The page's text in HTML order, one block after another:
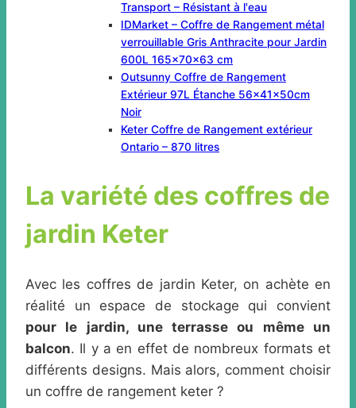
Transport – Résistant à l'eau
IDMarket – Coffre de Rangement métal
verrouillable Gris Anthracite pour Jardin
600L 165x70x63 cm
Outsunny Coffre de Rangement
Extérieur 97L Étanche 56x41x50cm
Noir
Keter Coffre de Rangement extérieur
Ontario – 870 litres
La variété des coffres de
jardin Keter
Avec les coffres de jardin Keter, on achète en
réalité un espace de stockage qui convient
pour le jardin, une terrasse ou même un
balcon. Il y a en effet de nombreux formats et
différents designs. Mais alors, comment choisir
un coffre de rangement keter ?